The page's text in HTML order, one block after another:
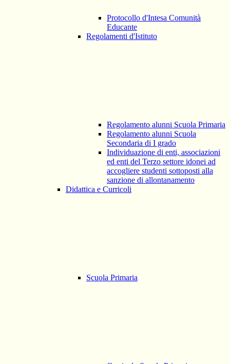
Protocollo d'Intesa Comunità
Educante
Regolamenti d'Istituto
Regolamento alunni Scuola Primaria
Regolamento alunni Scuola
Secondaria di I grado
Individuazione di enti, associazioni
ed enti del Terzo settore idonei ad
accogliere studenti sottoposti alla
sanzione di allontanamento
Didattica e Curricoli
Scuola Primaria